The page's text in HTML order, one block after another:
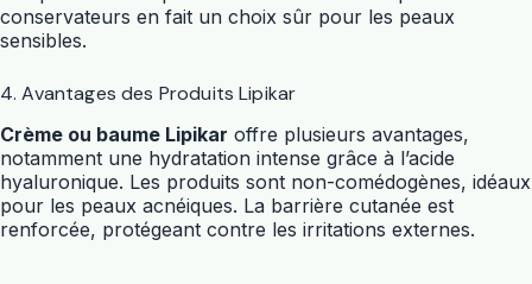
conservateurs en fait un choix sûr pour les peaux
sensibles.
4. Avantages des Produits Lipikar
Crème ou baume Lipikar offre plusieurs avantages,
notamment une hydratation intense grâce à l’acide
hyaluronique. Les produits sont non-comédogènes, idéaux
pour les peaux acnéiques. La barrière cutanée est
renforcée, protégeant contre les irritations externes.